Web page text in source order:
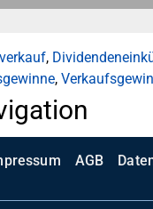
,
,
AGB